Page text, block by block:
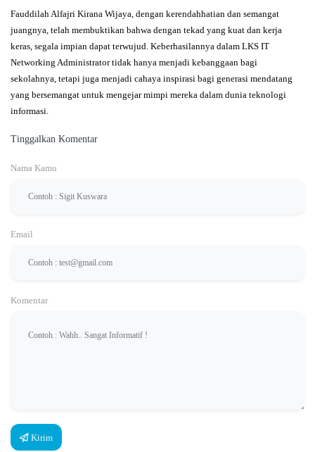
Fauddilah Alfajri Kirana Wijaya, dengan kerendahhatian dan semangat
juangnya, telah membuktikan bahwa dengan tekad yang kuat dan kerja
keras, segala impian dapat terwujud. Keberhasilannya dalam LKS IT
Networking Administrator tidak hanya menjadi kebanggaan bagi
sekolahnya, tetapi juga menjadi cahaya inspirasi bagi generasi mendatang
yang bersemangat untuk mengejar mimpi mereka dalam dunia teknologi
informasi.
Tinggalkan Komentar
Nama Kamu
Email
Komentar
Kirim